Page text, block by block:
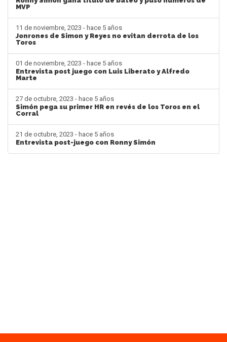
MVP
11 de noviembre, 2023 - hace 5 años
Jonrones de Simon y Reyes no evitan derrota de los
Toros
01 de noviembre, 2023 - hace 5 años
Entrevista post juego con Luis Liberato y Alfredo
Marte
27 de octubre, 2023 - hace 5 años
Simón pega su primer HR en revés de los Toros en el
Corral
21 de octubre, 2023 - hace 5 años
Entrevista post-juego con Ronny Simón